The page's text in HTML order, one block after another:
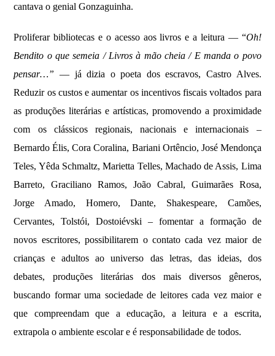
cantava o genial Gonzaguinha.
Proliferar bibliotecas e o acesso aos livros e a leitura — “Oh!
Bendito o que semeia / Livros à mão cheia / E manda o povo
pensar…” — já dizia o poeta dos escravos, Castro Alves.
Reduzir os custos e aumentar os incentivos fiscais voltados para
as produções literárias e artísticas, promovendo a proximidade
com os clássicos regionais, nacionais e internacionais –
Bernardo Élis, Cora Coralina, Bariani Ortêncio, José Mendonça
Teles, Yêda Schmaltz, Marietta Telles, Machado de Assis, Lima
Barreto, Graciliano Ramos, João Cabral, Guimarães Rosa,
Jorge Amado, Homero, Dante, Shakespeare, Camões,
Cervantes, Tolstói, Dostoiévski – fomentar a formação de
novos escritores, possibilitarem o contato cada vez maior de
crianças e adultos ao universo das letras, das ideias, dos
debates, produções literárias dos mais diversos gêneros,
buscando formar uma sociedade de leitores cada vez maior e
que compreendam que a educação, a leitura e a escrita,
extrapola o ambiente escolar e é responsabilidade de todos.